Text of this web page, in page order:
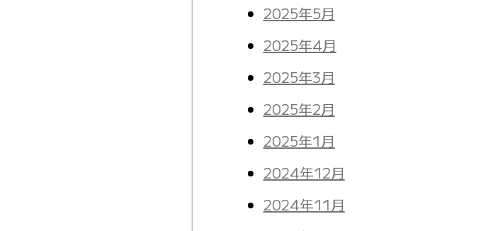
2025年5月
2025年4月
2025年3月
2025年2月
2025年1月
2024年12月
2024年11月